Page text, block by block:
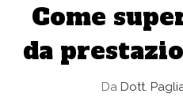
Come
da
Da Dott.